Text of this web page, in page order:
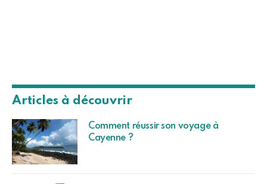
Articles à découvrir
Comment réussir son voyage à
Cayenne ?